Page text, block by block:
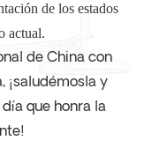
de los estados
actual.
de China con
¡saludémosla y
que honra la